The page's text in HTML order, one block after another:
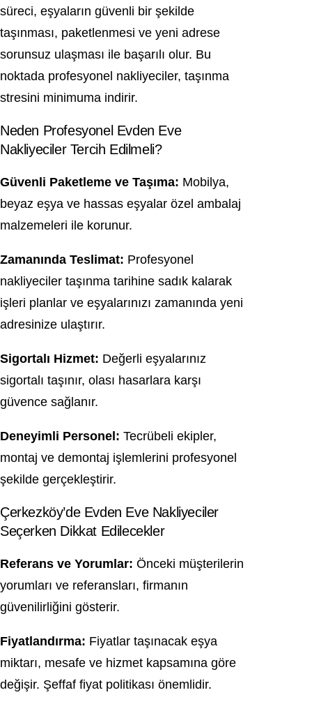
süreci, eşyaların güvenli bir şekilde
taşınması, paketlenmesi ve yeni adrese
sorunsuz ulaşması ile başarılı olur. Bu
noktada profesyonel nakliyeciler, taşınma
stresini minimuma indirir.
Neden Profesyonel Evden Eve
Nakliyeciler Tercih Edilmeli?
Güvenli Paketleme ve Taşıma: Mobilya,
beyaz eşya ve hassas eşyalar özel ambalaj
malzemeleri ile korunur.
Zamanında Teslimat: Profesyonel
nakliyeciler taşınma tarihine sadık kalarak
işleri planlar ve eşyalarınızı zamanında yeni
adresinize ulaştırır.
Sigortalı Hizmet: Değerli eşyalarınız
sigortalı taşınır, olası hasarlara karşı
güvence sağlanır.
Deneyimli Personel: Tecrübeli ekipler,
montaj ve demontaj işlemlerini profesyonel
şekilde gerçekleştirir.
Çerkezköy’de Evden Eve Nakliyeciler
Seçerken Dikkat Edilecekler
Referans ve Yorumlar: Önceki müşterilerin
yorumları ve referansları, firmanın
güvenilirliğini gösterir.
Fiyatlandırma: Fiyatlar taşınacak eşya
miktarı, mesafe ve hizmet kapsamına göre
değişir. Şeffaf fiyat politikası önemlidir.